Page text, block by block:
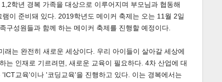
학년 경복 가족을 대상으로 이루어지며 부모님과 협동해
이 준비돼 있다. 2019학년도 메이커 축제는 오는 11월 2일
구성원들과 함께 하는 메이커 축제를 진행할 예정이다.
래는 완전히 새로운 세상이다. 우리 아이들이 살아갈 세상에
는 인재로 기르려면, 새로운 교육이 필요하다. 4차 산업에 대
교육'이나 '코딩교육'을 진행하고 있다. 이는 경복에서는